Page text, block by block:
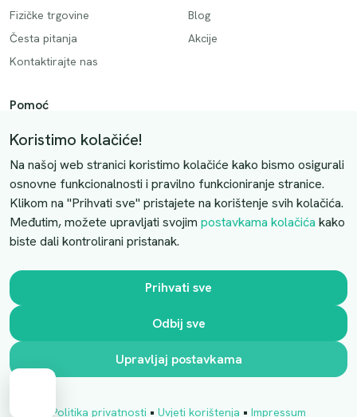
Fizičke trgovine
Česta pitanja
Kontaktirajte nas
Blog
Akcije
Pomoć
Način plaćanja
Dostava
Povrati i otkazivanje
Uslovi kupovine
Kontaktirajte nas
Slobodno nas kontaktirajte putem e-maila:
luprivpharm@luprivpharm.com
Ova stranica je zaštićena reCAPTCHA sustavom
Koristimo kolačiće!
Na našoj web stranici koristimo kolačiće kako bismo osigurali
osnovne funkcionalnosti i pravilno funkcioniranje stranice.
Klikom na "Prihvati sve" pristajete na korištenje svih kolačića.
Međutim, možete upravljati svojim postavkama kolačića kako
biste dali kontrolirani pristanak.
Prihvati sve
Odbij sve
Upravljaj postavkama
Politika privatnosti • Uvjeti korištenja • Impressum